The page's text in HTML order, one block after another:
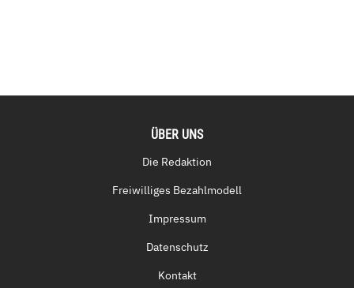
ÜBER UNS
Die Redaktion
Freiwilliges Bezahlmodell
Impressum
Datenschutz
Kontakt